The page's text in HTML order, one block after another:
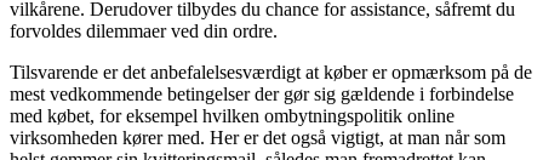
vilkårene. Derudover tilbydes du chance for assistance, såfremt du
forvoldes dilemmaer ved din ordre.
Tilsvarende er det anbefalelsesværdigt at køber er opmærksom på de
mest vedkommende betingelser der gør sig gældende i forbindelse
med købet, for eksempel hvilken ombytningspolitik online
virksomheden kører med. Her er det også vigtigt, at man når som